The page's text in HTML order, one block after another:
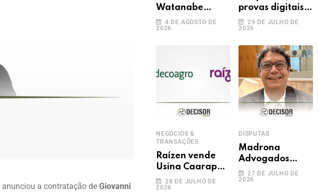
anunciou a contratação de Giovanni
Watanabe
promove sete
advogados a
4 DE AGOSTO DE
2026
provas digitais e
inteligência
artificial: novos
produção da
prova
trabalhista
29 DE JULHO DE
2026
NEGÓCIOS &
TRANSAÇÕES
Raízen vende
Usina Caarapó
para Adecoagro
em transação de
28 DE JULHO DE
2026
DISPUTAS
Madrona
Advogados
anuncia Fábio
Rosas como
27 DE JULHO DE
2026